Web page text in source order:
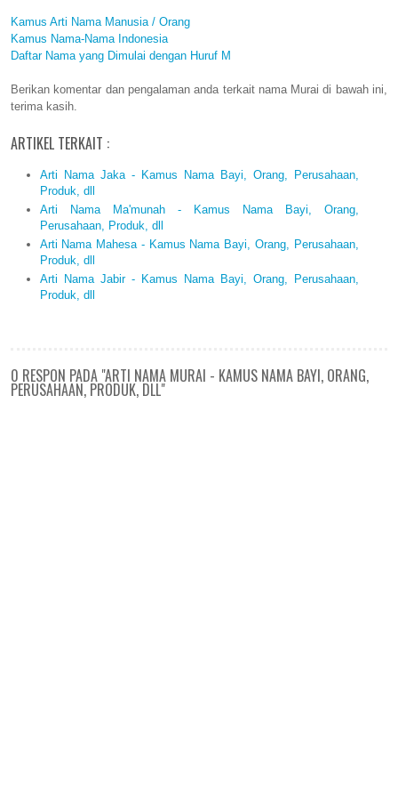
Kamus Arti Nama Manusia / Orang
Kamus Nama-Nama Indonesia
Daftar Nama yang Dimulai dengan Huruf M
Berikan komentar dan pengalaman anda terkait nama Murai di bawah ini,
terima kasih.
ARTIKEL TERKAIT :
Arti Nama Jaka - Kamus Nama Bayi, Orang, Perusahaan,
Produk, dll
Arti Nama Ma'munah - Kamus Nama Bayi, Orang,
Perusahaan, Produk, dll
Arti Nama Mahesa - Kamus Nama Bayi, Orang, Perusahaan,
Produk, dll
Arti Nama Jabir - Kamus Nama Bayi, Orang, Perusahaan,
Produk, dll
0 RESPON PADA "ARTI NAMA MURAI - KAMUS NAMA BAYI, ORANG,
PERUSAHAAN, PRODUK, DLL"